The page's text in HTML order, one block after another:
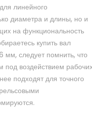
линейного
диаметра и длины, но и
на функциональность
купить вал
мм, следует помнить, что
под воздействием
подходят для точного